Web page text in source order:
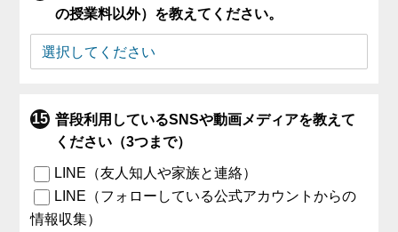
の授業料以外）を教えてください。
普段利用しているSNSや動画メディアを教えて
ください（3つまで）
LINE（友人知人や家族と連絡）
LINE（フォローしている公式アカウントからの
情報収集）